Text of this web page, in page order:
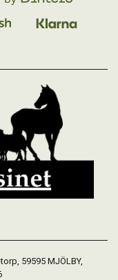
59595 MJÖLBY,